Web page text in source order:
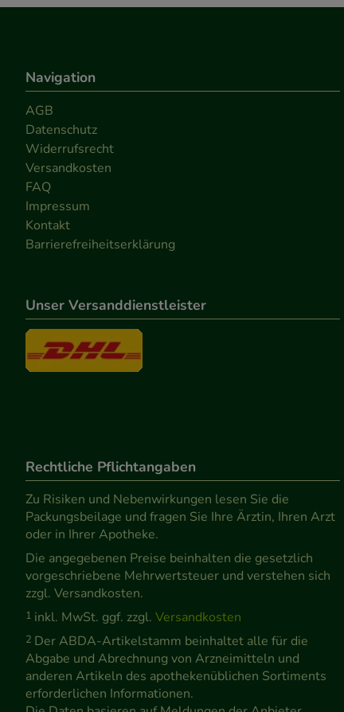
Navigation
AGB
Datenschutz
Widerrufsrecht
Versandkosten
FAQ
Impressum
Kontakt
Barrierefreiheitserklärung
Unser Versanddienstleister
Rechtliche Pflichtangaben
Zu Risiken und Nebenwirkungen lesen Sie die
Packungsbeilage und fragen Sie Ihre Ärztin, Ihren Arzt
oder in Ihrer Apotheke.
Die angegebenen Preise beinhalten die gesetzlich
vorgeschriebene Mehrwertsteuer und verstehen sich
zzgl. Versandkosten.
1 inkl. MwSt. ggf. zzgl. Versandkosten
2 Der ABDA-Artikelstamm beinhaltet alle für die
Abgabe und Abrechnung von Arzneimitteln und
anderen Artikeln des apothekenüblichen Sortiments
erforderlichen Informationen.